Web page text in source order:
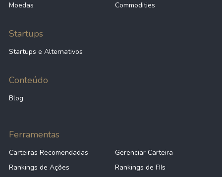
Moedas
Commodities
Startups
Startups e Alternativos
Conteúdo
Blog
Ferramentas
Carteiras Recomendadas
Gerenciar Carteira
Rankings de Ações
Rankings de FIIs